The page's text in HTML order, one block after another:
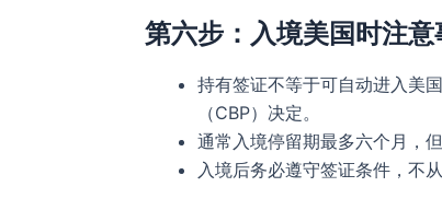
第六步：入境美国时注意
持有签证不等于可自动进入美
（CBP）决定。
通常入境停留期最多六个月，
入境后务必遵守签证条件，不